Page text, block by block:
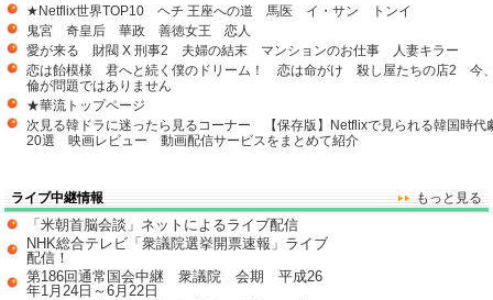
★Netflix世界TOP10
ヘチ 王座への道 馬医 イ・サン
トンイ
鬼宮
奇皇后 華政 善徳女王
恋人
愛が来る
財閥 X 刑事2 夫婦の結末 マンションのお仕事
人妻キラー
恋は飴模様
君へと続く僕のドリーム！ 恋は命がけ 殺し屋たちの店2
今
倫が問題ではありません
★華流トップページ
次見る韓ドラに迷ったら見るコーナー
【保存版】Netflixで見られる韓国時代
20選
映画レビュー 動画配信サービスをまとめて紹介
ライブ中継情報 もっと見る
「米朝首脳会談」ネットによるライブ配信
NHK総合テレビ「衆議院選挙開票速報」ライブ
配信！
第186回通常国会中継 衆議院 会期 平成26
年1月24日～6月22日